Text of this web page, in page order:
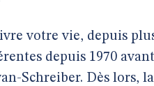
votre vie, depuis
depuis 1970 avant
Schreiber. Dès lors, la